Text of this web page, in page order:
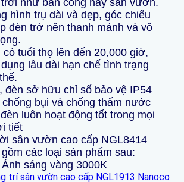
như ban công hay sân vườn.
hình trụ dài và dẹp, góc chiếu
đèn trở nên thanh mảnh và vô
có tuổi thọ lên đến 20,000 giờ,
lâu dài hạn chế tình trạng
đèn sở hữu chỉ số bảo vệ IP54
bụi và chống thấm nước
luôn hoạt động tốt trong mọi
tiết
sân vườn cao cấp NGL8414
gồm các loại sản phẩm sau:
sáng vàng 3000K